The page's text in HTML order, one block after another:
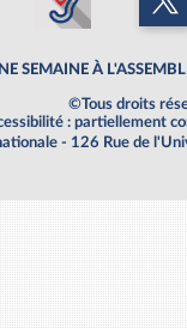
SEMAINE À
©Tous droits
: partiellement
- 126 Rue de